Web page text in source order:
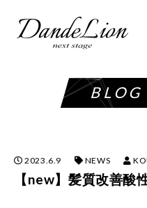
2023.6.9 NEWS
【new】髪質改善酸